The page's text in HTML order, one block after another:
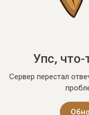
Упс,
Сервер перестал